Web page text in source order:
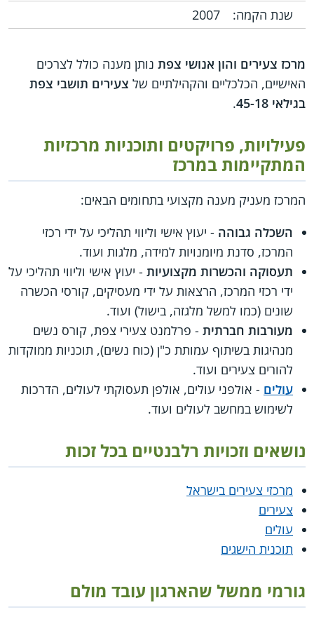
שנת הקמה:
2007
מרכז צעירים והון אנושי צפת נותן מענה כולל לצרכים
האישיים, הכלכליים והקהילתיים של צעירים תושבי צפת
בגילאי 45-18
.
פעילויות, פרויקטים ותוכניות מרכזיות
המתקיימות במרכז
המרכז מעניק מענה מקצועי בתחומים הבאים:
השכלה גבוהה - יעוץ אישי וליווי תהליכי על ידי רכזי
המרכז, סדנת מיומנויות למידה, מלגות ועוד.
תעסוקה והכשרות מקצועיות - יעוץ אישי וליווי תהליכי על
ידי רכזי המרכז, הרצאות על ידי מעסיקים, קורסי הכשרה
שונים (כמו למשל מלגזה, בישול) ועוד.
מעורבות חברתית - פרלמנט צעירי צפת, קורס נשים
מנהיגות בשיתוף עמותת כ"ן (כוח נשים), תוכניות ממוקדות
להורים צעירים ועוד.
עולים - אולפני עולים, אולפן תעסוקתי לעולים, הדרכות
לשימוש במחשב לעולים ועוד.
נושאים וזכויות רלבנטיים בכל זכות
מרכזי צעירים בישראל
צעירים
עולים
תוכנית הישגים
גורמי ממשל שהארגון עובד מולם